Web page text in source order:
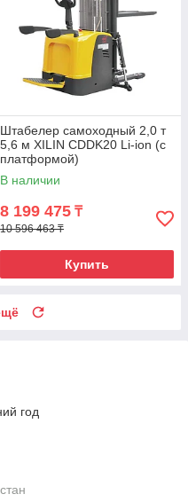
Штабелер самоходный 2,0 т
5,6 м XILIN CDDK20 Li-ion (с
платформой)
В наличии
8 199 475 ₸
10 596 463 ₸
Купить
год